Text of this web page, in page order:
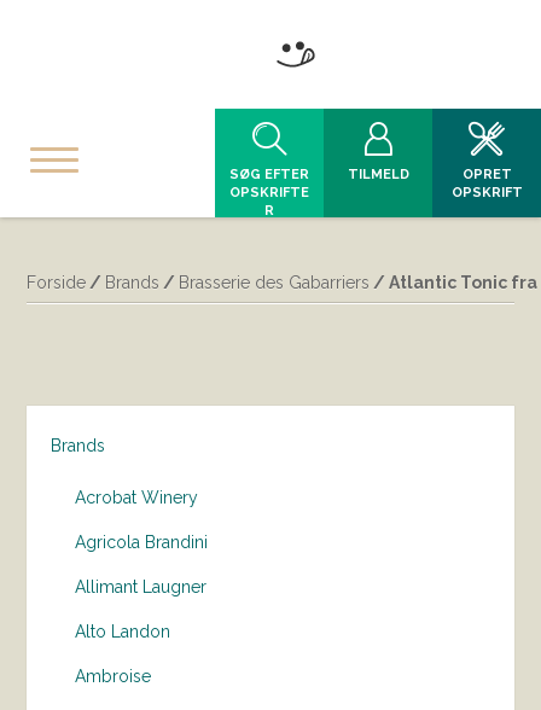
SØG EFTER
OPSKRIFTE
R
TILMELD
OPRET
OPSKRIFT
Forside / Brands / Brasserie des Gabarriers / Atlantic Tonic fra
Brands
Acrobat Winery
Agricola Brandini
Allimant Laugner
Alto Landon
Ambroise